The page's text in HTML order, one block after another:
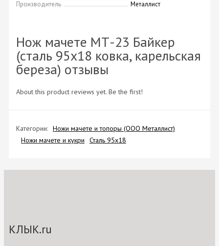
Производитель
Металлист
Нож мачете МТ-23 Байкер
(сталь 95x18 ковка, карельская
береза) отзывы
About this product reviews yet. Be the first!
Категории: Ножи мачете и топоры (ООО Металлист)
Ножи мачете и кукри
Сталь 95х18
КЛЫК.ru